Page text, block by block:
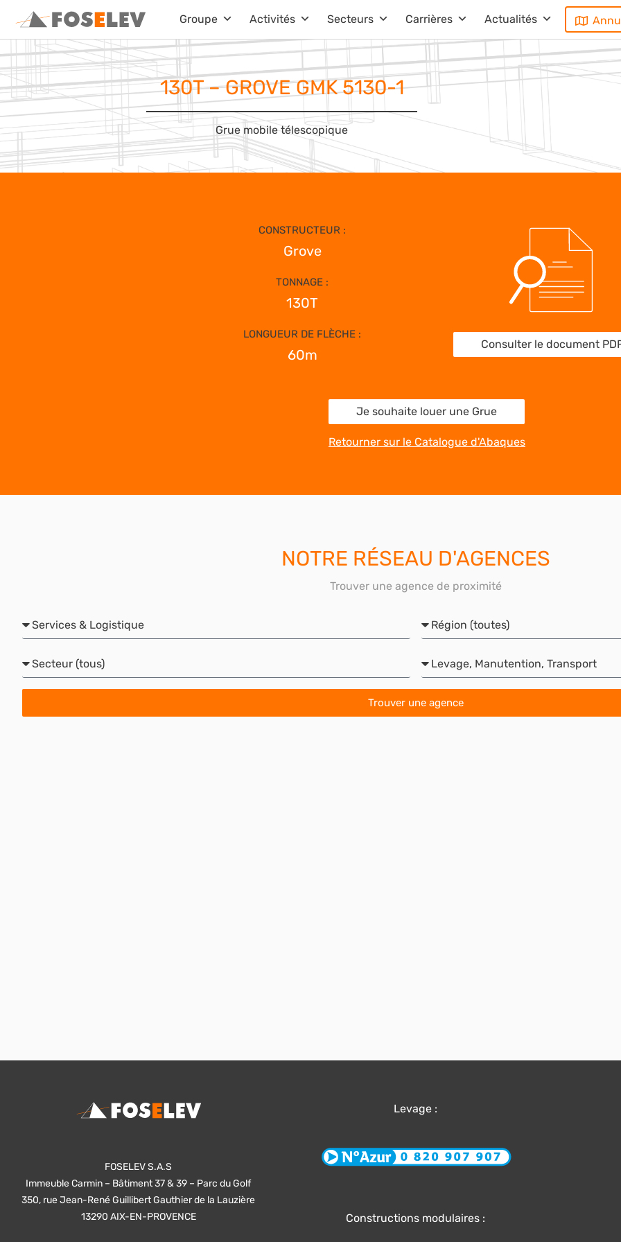
contenu
Groupe Activités Secteurs Carrières Actualités
130T – GROVE GMK 5130-1
Grue mobile télescopique
CONSTRUCTEUR :
Grove
TONNAGE :
130T
LONGUEUR DE FLÈCHE :
60m
Consulter le document
Je souhaite louer une Grue
Retourner sur le Catalogue d'Abaques
NOTRE RÉSEAU D'AGENCES
Trouver une agence de proximité
Activité Région
Secteur Métier
Trouver une agence
FOSELEV S.A.S
Immeuble Carmin – Bâtiment 37 & 39 – Parc du Golf
350, rue Jean-René Guillibert Gauthier de la Lauzière
13290 AIX-EN-PROVENCE
Levage :
Constructions modulaires :